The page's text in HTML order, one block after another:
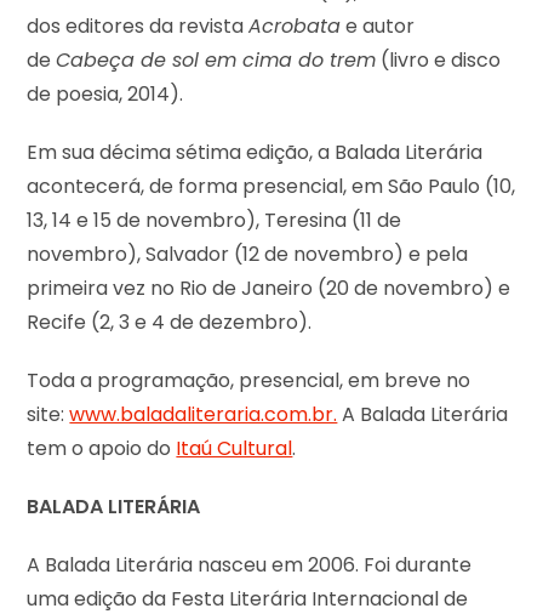
dos editores da revistaAcrobatae autor
deCabeça de sol em cima do trem (livro e disco
de poesia, 2014).
Em sua décima sétima edição, a Balada Literária
acontecerá, de forma presencial, em São Paulo (10,
13, 14 e 15 de novembro), Teresina (11 de
novembro), Salvador (12 de novembro) e pela
primeira vez no Rio de Janeiro (20 de novembro) e
Recife (2, 3 e 4 de dezembro).
Toda a programação, presencial, em breve no
site:www.baladaliteraria.com.br. A Balada Literária
tem o apoio do Itaú Cultural.
BALADA LITERÁRIA
A Balada Literária nasceu em 2006. Foi durante
uma edição da Festa Literária Internacional de